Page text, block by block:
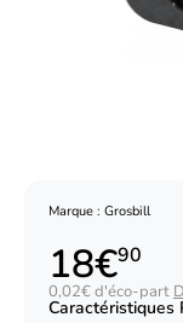
Marque : Grosbill
18€90
0,02€ d'éco-part
Caractéristiques